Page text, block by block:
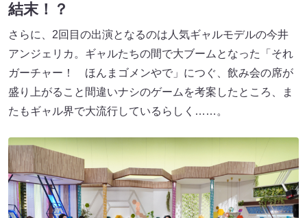
結末！？
さらに、2回目の出演となるのは人気ギャルモデルの今井
アンジェリカ。ギャルたちの間で大ブームとなった「それ
ガーチャー！ ほんまゴメンやで」につぐ、飲み会の席が
盛り上がること間違いナシのゲームを考案したところ、ま
たもギャル界で大流行しているらしく……。